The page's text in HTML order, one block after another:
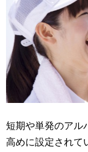
短期や単発のアル
高めに設定されて